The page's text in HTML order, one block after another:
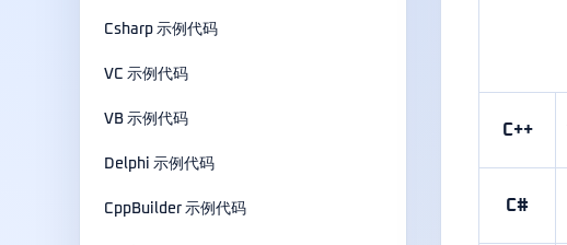
Csharp 示例代码
VC 示例代码
VB 示例代码
Delphi 示例代码
CppBuilder 示例代码
C++
C#